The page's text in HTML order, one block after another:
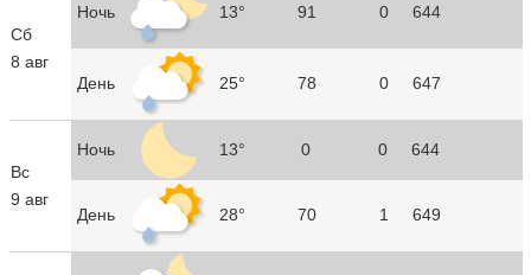
Сб
8 авг
Ночь 13° 91 0 644
День 25° 78 0 647
Вс
9 авг
Ночь 13° 0 0 644
День 28° 70 1 649